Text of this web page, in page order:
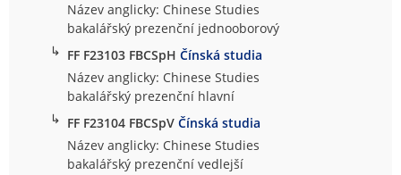
Název anglicky: Chinese Studies
bakalářský prezenční jednooborový
↳ FF F23103 FBCSpHČínská studia
Název anglicky: Chinese Studies
bakalářský prezenční hlavní
↳ FF F23104 FBCSpVČínská studia
Název anglicky: Chinese Studies
bakalářský prezenční vedlejší